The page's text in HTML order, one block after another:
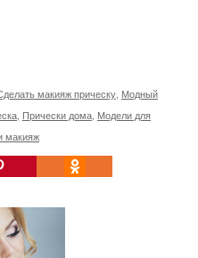
макияж прическу, Модный
, Прически дома, Модели для
макияж